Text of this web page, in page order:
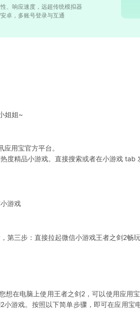
、响应速度，远超传统模拟器
卓，多账号登录与互通
姐姐~
用宝官方平台。
度精品小游戏。直接搜索或者在小游戏 tab
游戏
第三步：直接拉起微信小游戏王者之剑2畅玩
想在电脑上使用王者之剑2，可以使用应用
游戏。按照以下简单步骤，即可在应用宝